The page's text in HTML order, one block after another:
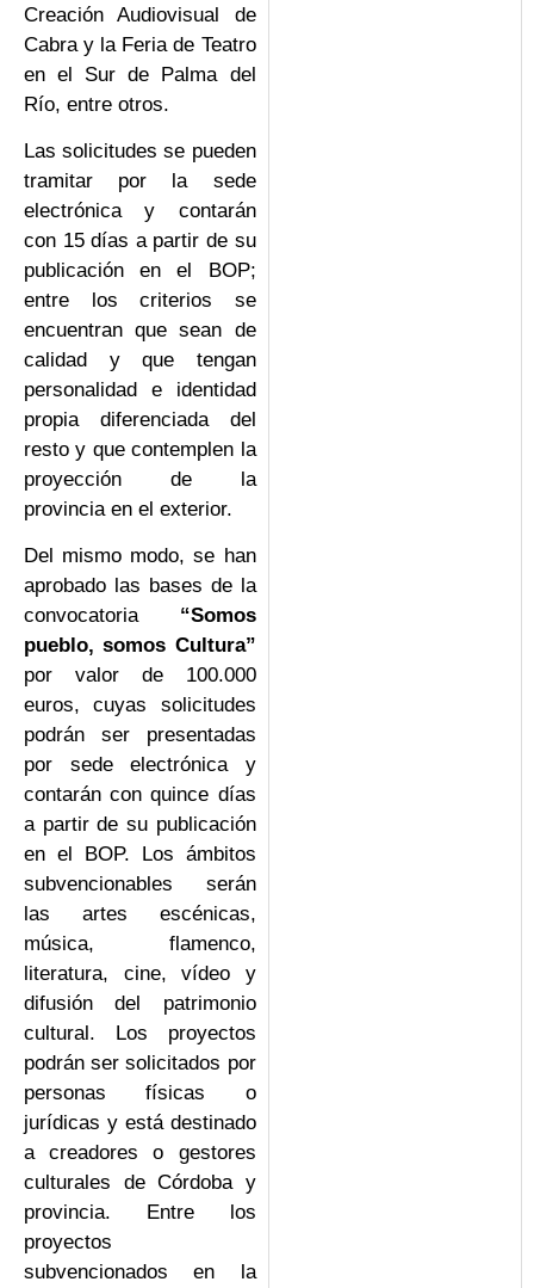
Creación Audiovisual de
Cabra y la Feria de Teatro
en el Sur de Palma del
Río, entre otros.
Las solicitudes se pueden
tramitar por la sede
electrónica y contarán
con 15 días a partir de su
publicación en el BOP;
entre los criterios se
encuentran que sean de
calidad y que tengan
personalidad e identidad
propia diferenciada del
resto y que contemplen la
proyección de la
provincia en el exterior.
Del mismo modo, se han
aprobado las bases de la
convocatoria “Somos
pueblo, somos Cultura”
por valor de 100.000
euros, cuyas solicitudes
podrán ser presentadas
por sede electrónica y
contarán con quince días
a partir de su publicación
en el BOP. Los ámbitos
subvencionables serán
las artes escénicas,
música, flamenco,
literatura, cine, vídeo y
difusión del patrimonio
cultural. Los proyectos
podrán ser solicitados por
personas físicas o
jurídicas y está destinado
a creadores o gestores
culturales de Córdoba y
provincia. Entre los
proyectos
subvencionados en la